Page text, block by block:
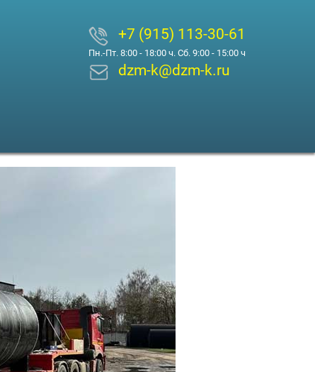
+7 (915) 113-30-61
Пн.-Пт. 8:00 - 18:00 ч. Сб. 9:00 - 15:00 ч
dzm-k@dzm-k.ru